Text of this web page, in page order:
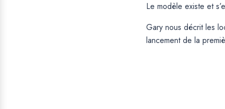
Le modèle existe et
Gary nous décrit les
lancement de la